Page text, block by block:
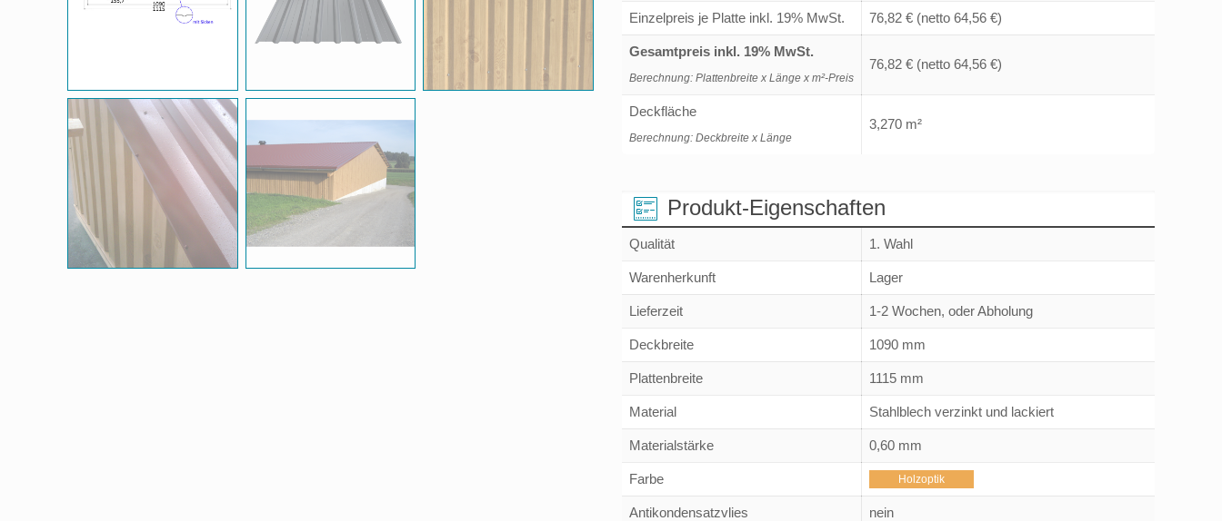
Einzelpreis je Platte inkl. 19% MwSt. 76,82 € (netto 64,56 €)
Gesamtpreis inkl. 19% MwSt.
Berechnung: Plattenbreite x Länge x m²-Preis
76,82 € (netto 64,56 €)
Deckfläche
Berechnung: Deckbreite x Länge
3,270 m²
Produkt-Eigenschaften
Qualität 1. Wahl
Warenherkunft Lager
Lieferzeit 1-2 Wochen, oder Abholung
Deckbreite 1090 mm
Plattenbreite 1115 mm
Material Stahlblech verzinkt und lackiert
Materialstärke 0,60 mm
Farbe Holzoptik
Antikondensatzvlies nein